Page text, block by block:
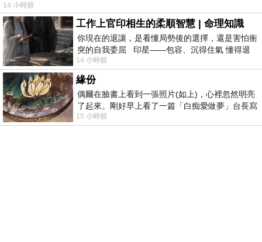
14 小時前
工作上官印相生的柔順智慧 | 命理知識
你現在的退讓，是看懂局勢後的選擇，還是害怕衝
突的自我委屈 印星——包容、沉得住氣 懂得退
一步觀察，不會
14 小時前
緣份
偶爾在臉書上看到一張照片(如上)，心裡忽然明亮
了起來。剛好早上看了一篇「白痴愛做夢」台長寫
的貼文，在回顧年輕時瘋狂愛上
15 小時前